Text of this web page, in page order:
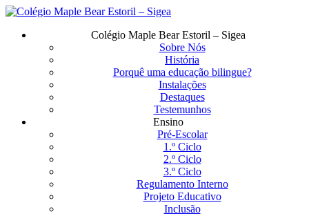
Saltar
Menu
Colégio Maple Bear Estoril – Sigea
Sobre Nós
História
Porquê uma educação bilingue?
Instalações
Destaques
Testemunhos
Ensino
Pré-Escolar
1.º Ciclo
2.º Ciclo
3.º Ciclo
Regulamento Interno
Projeto Educativo
Inclusão